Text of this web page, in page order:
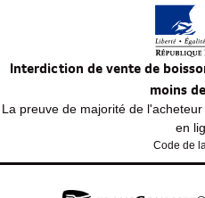
Interdiction de vente de
moins
La preuve de majorité de
en
Code de